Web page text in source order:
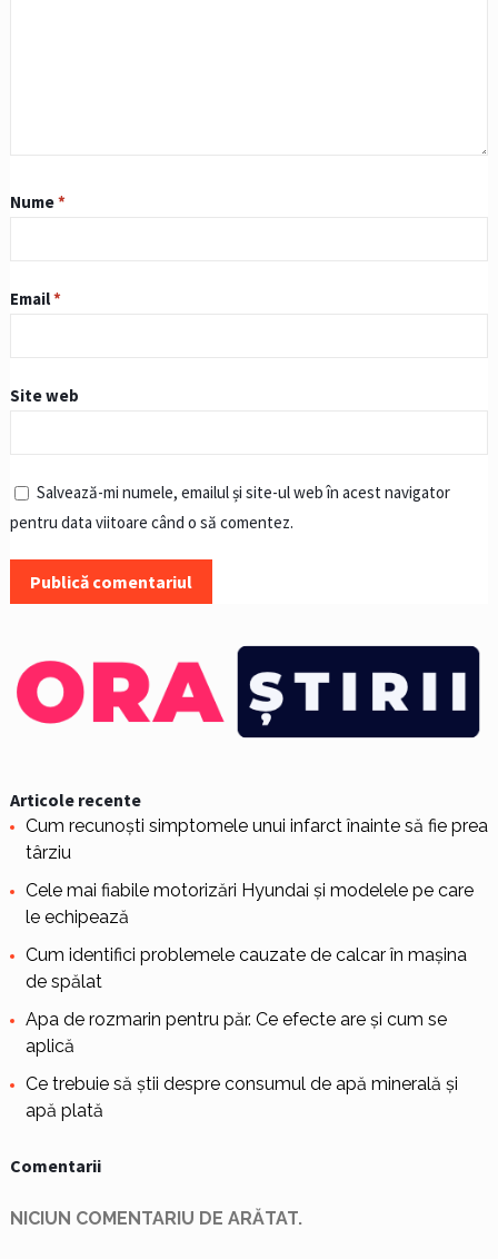
Nume*
Email*
Site web
Salvează-mi numele, emailul și site-ul web în acest navigator
pentru data viitoare când o să comentez.
Articole recente
Cum recunoști simptomele unui infarct înainte să fie prea
târziu
Cele mai fiabile motorizări Hyundai și modelele pe care
le echipează
Cum identifici problemele cauzate de calcar în mașina
de spălat
Apa de rozmarin pentru păr. Ce efecte are și cum se
aplică
Ce trebuie să știi despre consumul de apă minerală și
apă plată
Comentarii
NICIUN COMENTARIU DE ARĂTAT.